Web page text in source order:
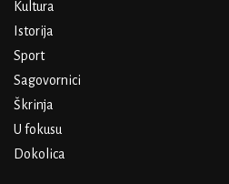
Kultura
Istorija
Sport
Sagovornici
Škrinja
U fokusu
Dokolica